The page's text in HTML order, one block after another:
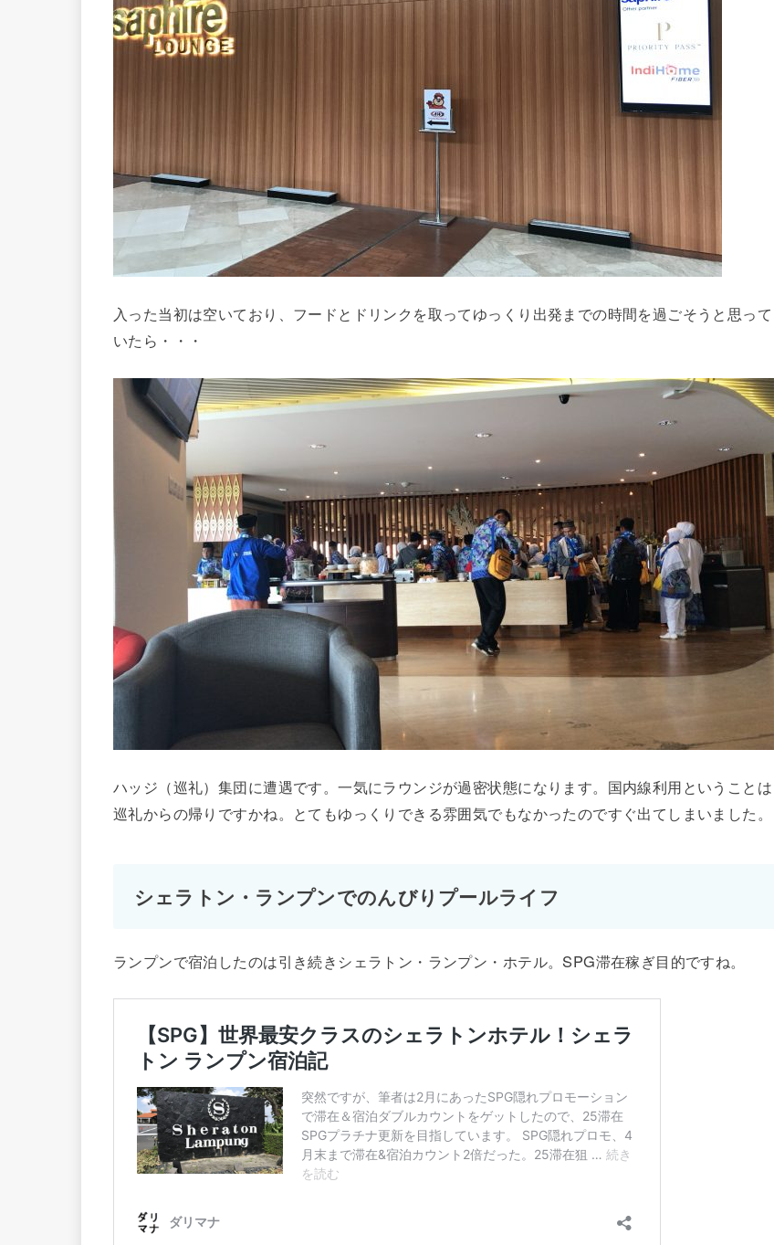
入った当初は空いており、フードとドリンクを取ってゆっくり出発までの時間を過ごそうと思って
いたら・・・
ハッジ（巡礼）集団に遭遇です。一気にラウンジが過密状態になります。国内線利用ということは
巡礼からの帰りですかね。とてもゆっくりできる雰囲気でもなかったのですぐ出てしまいました。
シェラトン・ランプンでのんびりプールライフ
ランプンで宿泊したのは引き続きシェラトン・ランプン・ホテル。SPG滞在稼ぎ目的ですね。